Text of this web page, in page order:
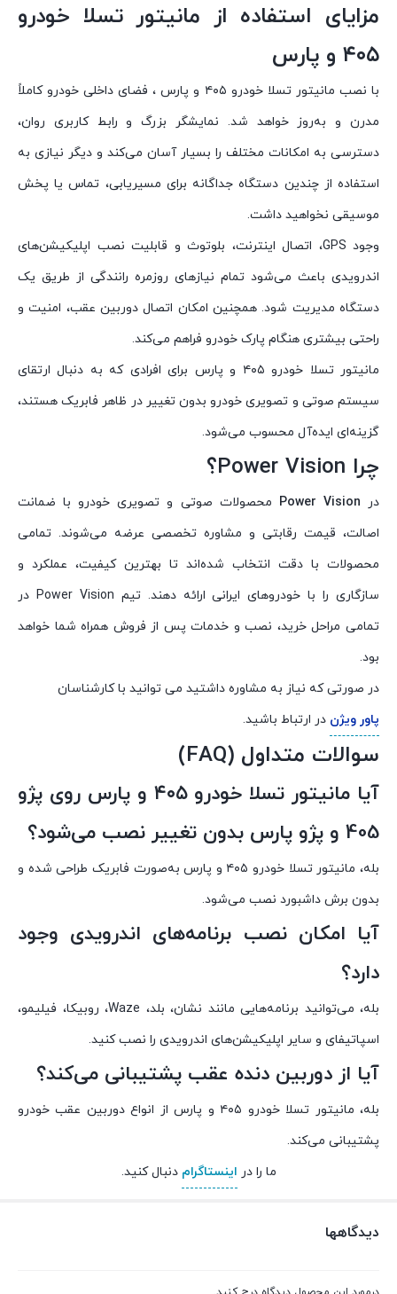
مزایای استفاده از مانیتور تسلا خودرو
۴۰۵ و پارس
با نصب مانیتور تسلا خودرو ۴۰۵ و پارس ، فضای داخلی خودرو کاملاً
مدرن و به‌روز خواهد شد. نمایشگر بزرگ و رابط کاربری روان،
دسترسی به امکانات مختلف را بسیار آسان می‌کند و دیگر نیازی به
استفاده از چندین دستگاه جداگانه برای مسیریابی، تماس یا پخش
موسیقی نخواهید داشت.
وجود GPS، اتصال اینترنت، بلوتوث و قابلیت نصب اپلیکیشن‌های
اندرویدی باعث می‌شود تمام نیازهای روزمره رانندگی از طریق یک
دستگاه مدیریت شود. همچنین امکان اتصال دوربین عقب، امنیت و
راحتی بیشتری هنگام پارک خودرو فراهم می‌کند.
مانیتور تسلا خودرو ۴۰۵ و پارس برای افرادی که به دنبال ارتقای
سیستم صوتی و تصویری خودرو بدون تغییر در ظاهر فابریک هستند،
گزینه‌ای ایده‌آل محسوب می‌شود.
چرا Power Vision؟
در Power Vision محصولات صوتی و تصویری خودرو با ضمانت
اصالت، قیمت رقابتی و مشاوره تخصصی عرضه می‌شوند. تمامی
محصولات با دقت انتخاب شده‌اند تا بهترین کیفیت، عملکرد و
سازگاری را با خودروهای ایرانی ارائه دهند. تیم Power Vision در
تمامی مراحل خرید، نصب و خدمات پس از فروش همراه شما خواهد
بود.
در صورتی که نیاز به مشاوره داشتید می توانید با کارشناسان
پاور ویژن در ارتباط باشید.
سوالات متداول (FAQ)
آیا مانیتور تسلا خودرو ۴۰۵ و پارس روی پژو
405 و پژو پارس بدون تغییر نصب می‌شود؟
بله، مانیتور تسلا خودرو ۴۰۵ و پارس به‌صورت فابریک طراحی شده و
بدون برش داشبورد نصب می‌شود.
آیا امکان نصب برنامه‌های اندرویدی وجود
دارد؟
بله، می‌توانید برنامه‌هایی مانند نشان، بلد، Waze، روبیکا، فیلیمو،
اسپاتیفای و سایر اپلیکیشن‌های اندرویدی را نصب کنید.
آیا از دوربین دنده عقب پشتیبانی می‌کند؟
بله، مانیتور تسلا خودرو ۴۰۵ و پارس از انواع دوربین عقب خودرو
پشتیبانی می‌کند.
ما را در اینستاگرام دنبال کنید.
دیدگاهها